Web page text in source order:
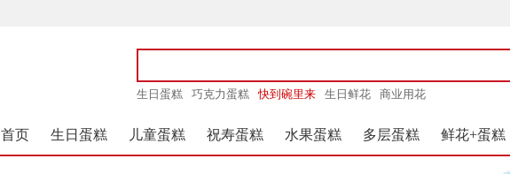
生日蛋糕 巧克力蛋糕 快到碗里来 生日鲜花 商业用花
首页 生日蛋糕 儿童蛋糕 祝寿蛋糕 水果蛋糕 多层蛋糕 鲜花+蛋糕